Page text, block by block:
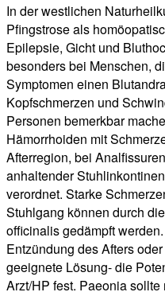
In der westlichen
Pfingstrose als
Epilepsie, Gicht und
besonders bei Menschen,
Symptomen einen
Kopfschmerzen und
Personen bemerkbar
Hämorrhoiden mit
Afterregion, bei
anhaltender
verordnet. Starke
Stuhlgang können durch
officinalis gedämpft
Entzündung des Afters
geeignete Lösung- die
Arzt/HP fest. Paeonia